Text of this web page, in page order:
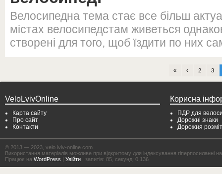
Велосипедна тема стає все більш
містах велосипедстам живеться
створені для того, щоб їздити по них
« ‹ 2 3
VeloLvivOnline
Карта сайту
Про сайт
Контакти
Корисна
ПДР для
Дорожні знаки
Дорожня
© 2013 — 2023, velo.lviv-online.com
Використання матеріалів можливе при відкритому для індексування гіперпосиланні
Працює на WordPress Увійти | запитів: 85, секунд: 0,136